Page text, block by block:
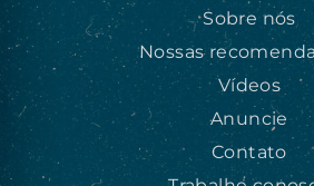
Sobre nós
Nossas
Vídeos
Anuncie
Contato